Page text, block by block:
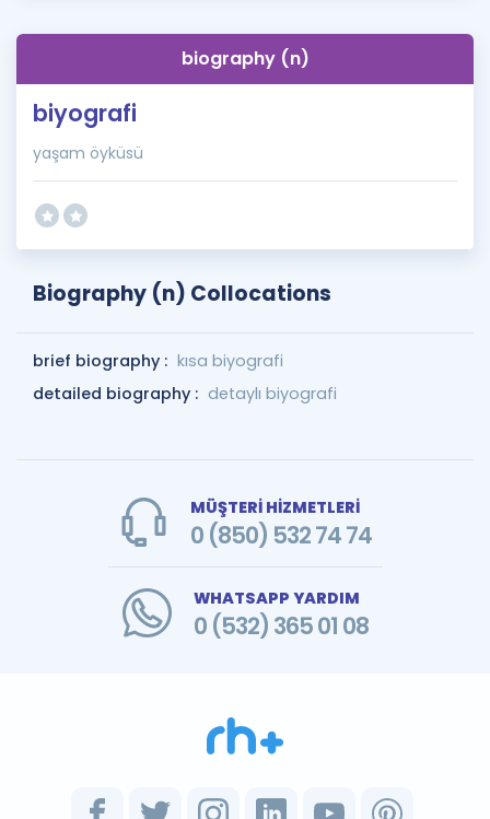
İngilizce Gramer
biography (n)
biyografi
yaşam öyküsü
Biography (n) Collocations
brief biography : kısa biyografi
detailed biography : detaylı biyografi
MÜŞTERİ HİZMETLERİ
0 (850) 532 74 74
WHATSAPP YARDIM
0 (532) 365 01 08